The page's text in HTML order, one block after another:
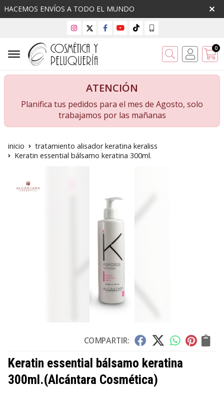
HACEMOS ENVÍOS A TODO EL MUNDO
Buscar 0
ATENCIÓN
Planifica tus pedidos para el mes de Agosto, solo
trabajamos por las mañanas
inicio
tratamiento alisador keratina keraliss
Keratin essential bálsamo keratina 300ml.
COMPARTIR:
Keratin essential bálsamo keratina
300ml.(Alcántara Cosmética)